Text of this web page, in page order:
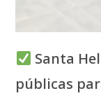
Santa
públicas